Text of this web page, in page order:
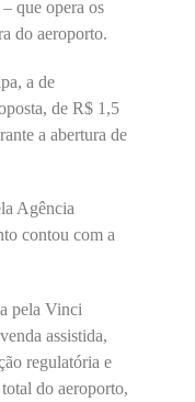
que opera os
do aeroporto.
a de
de R$ 1,5
a abertura de
Agência
contou com a
pela Vinci
assistida,
regulatória e
do aeroporto,